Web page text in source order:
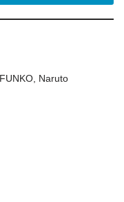
FUNKO Naruto